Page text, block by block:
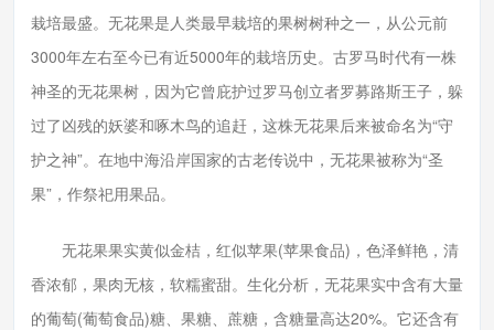
栽培最盛。无花果是人类最早栽培的果树树种之一，从公元前
3000年左右至今已有近5000年的栽培历史。古罗马时代有一株
神圣的无花果树，因为它曾庇护过罗马创立者罗募路斯王子，躲
过了凶残的妖婆和啄木鸟的追赶，这株无花果后来被命名为“守
护之神”。在地中海沿岸国家的古老传说中，无花果被称为“圣
果”，作祭祀用果品。
无花果果实黄似金桔，红似苹果(苹果食品)，色泽鲜艳，清
香浓郁，果肉无核，软糯蜜甜。生化分析，无花果实中含有大量
的葡萄(葡萄食品)糖、果糖、蔗糖，含糖量高达20%。它还含有